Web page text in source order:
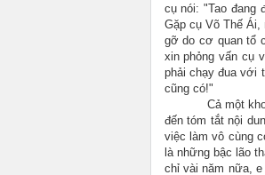
cụ nói: "Tao đang
Gặp cụ Võ Thế Ái,
gỡ do cơ quan tổ
xin phỏng vấn cụ
phải chạy đua với
cũng có!"
Cả một
đến tóm tắt nội
việc làm vô cùng
là những bậc lão
chỉ vài năm nữa,